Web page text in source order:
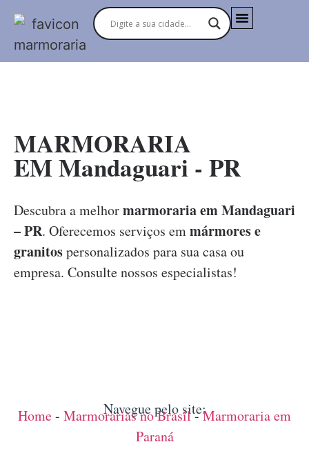
MARMORARIA
EM Mandaguari - PR
Descubra a melhormarmoraria em Mandaguari
– PR. Oferecemos serviços emmármores e
granitospersonalizados para sua casa ou
empresa. Consulte nossos especialistas!
Navegue pelo site:
Home- Marmorarias no Brasil-Marmoraria em
Paraná